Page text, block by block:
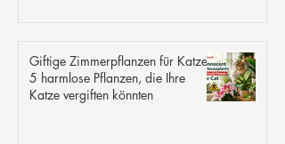
Giftige Zimmerpflanzen für Katzen:
5 harmlose Pflanzen, die Ihre
Katze vergiften könnten